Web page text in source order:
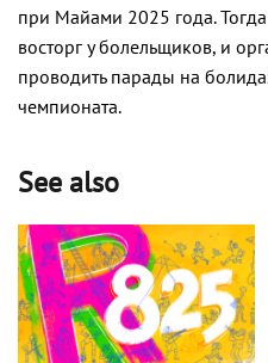
при Майами 2025 года.
восторг у болельщиков, и
проводить парады на
чемпионата.
See also